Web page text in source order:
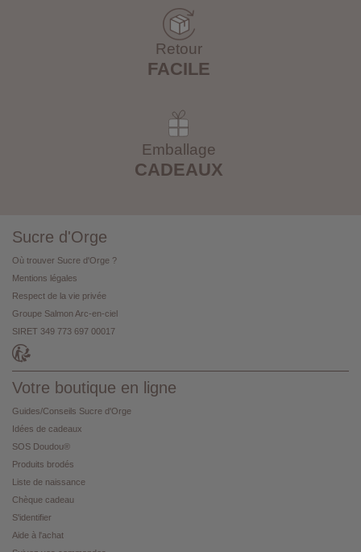
Retour
FACILE
Emballage
CADEAUX
Sucre d'Orge
Où trouver Sucre d'Orge ?
Mentions légales
Respect de la vie privée
Groupe Salmon Arc-en-ciel
SIRET 349 773 697 00017
Votre boutique en ligne
Guides/Conseils Sucre d'Orge
Idées de cadeaux
SOS Doudou®
Produits brodés
Liste de naissance
Chèque cadeau
S'identifier
Aide à l'achat